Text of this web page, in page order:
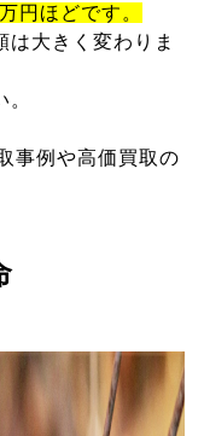
円ほどです。
は大きく変わりま
事例や高価買取の